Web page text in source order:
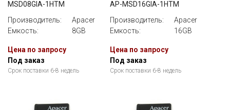
MSD08GIA-1HTM
Производитель:
Apacer
Емкость:
8GB
Цена по запросу
Под заказ
Срок поставки 6-8 недель
AP-MSD16GIA-1HTM
Производитель:
Apacer
Емкость:
16GB
Цена по запросу
Под заказ
Срок поставки 6-8 недель